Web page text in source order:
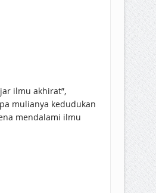
ilmu akhirat”,
mulianya kedudukan
mendalami ilmu